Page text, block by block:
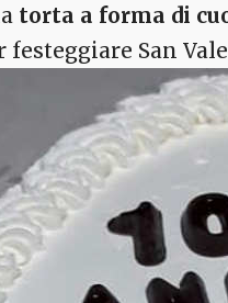
torta a forma di
festeggiare San